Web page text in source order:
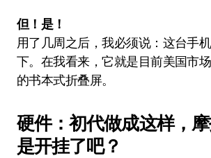
但！是！
用了几周之后，我必须说：这台手
下。在我看来，它就是目前美国市
的书本式折叠屏。
硬件：初代做成这样，
是开挂了吧？